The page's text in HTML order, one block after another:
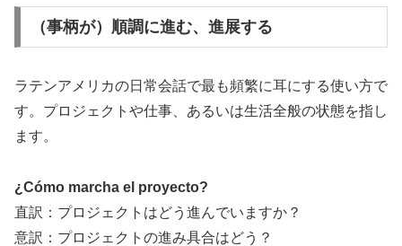
（事柄が）順調に進む、進展する
ラテンアメリカの日常会話で最も頻繁に耳にする使い方で
す。プロジェクトや仕事、あるいは生活全般の状態を指し
ます。
¿Cómo marcha el proyecto?
直訳：プロジェクトはどう進んでいますか？
意訳：プロジェクトの進み具合はどう？